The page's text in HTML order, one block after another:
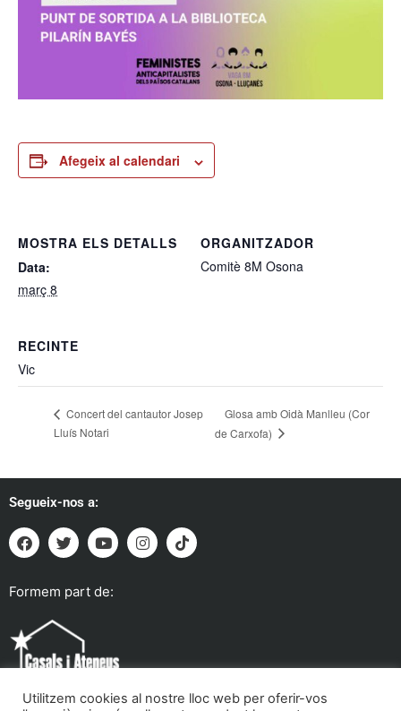
Afegeix al calendari
MOSTRA ELS DETALLS
Data:
març 8
ORGANITZADOR
Comitè 8M Osona
RECINTE
Vic
Concert del cantautor Josep
Lluís Notari
Glosa amb Oidà Manlleu (Cor
de Carxofa)
Segueix-nos a:
Formem part de:
Utilitzem cookies al nostre lloc web per oferir-vos